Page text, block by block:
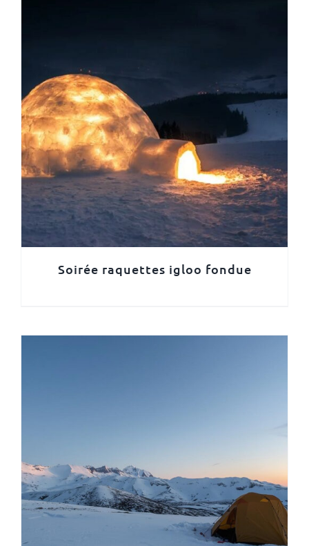
Soirée raquettes igloo fondue